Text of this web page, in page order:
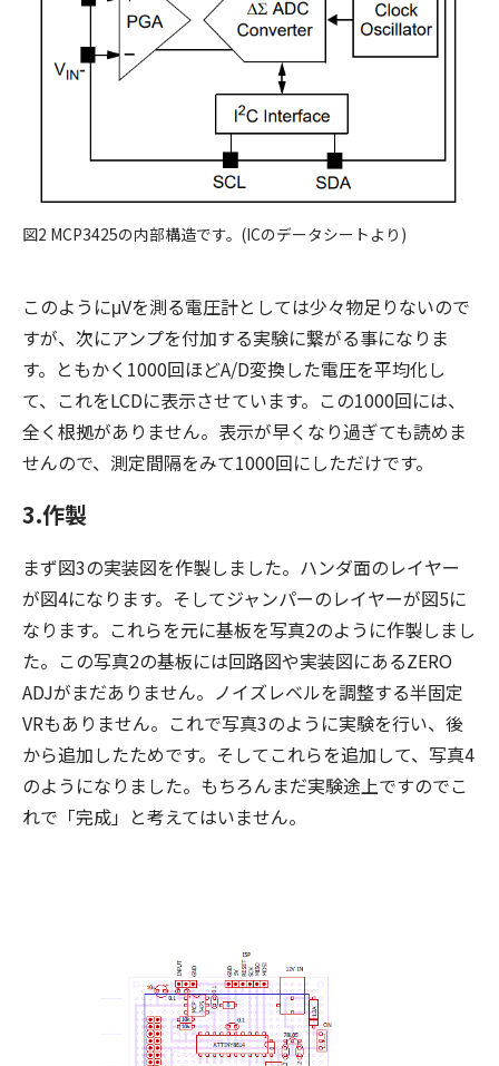
図2 MCP3425の内部構造です。(ICのデータシートより)
このようにμVを測る電圧計としては少々物足りないので
すが、次にアンプを付加する実験に繋がる事になりま
す。ともかく1000回ほどA/D変換した電圧を平均化し
て、これをLCDに表示させています。この1000回には、
全く根拠がありません。表示が早くなり過ぎても読めま
せんので、測定間隔をみて1000回にしただけです。
3.作製
まず図3の実装図を作製しました。ハンダ面のレイヤー
が図4になります。そしてジャンパーのレイヤーが図5に
なります。これらを元に基板を写真2のように作製しまし
た。この写真2の基板には回路図や実装図にあるZERO
ADJがまだありません。ノイズレベルを調整する半固定
VRもありません。これで写真3のように実験を行い、後
から追加したためです。そしてこれらを追加して、写真4
のようになりました。もちろんまだ実験途上ですのでこ
れで「完成」と考えてはいません。